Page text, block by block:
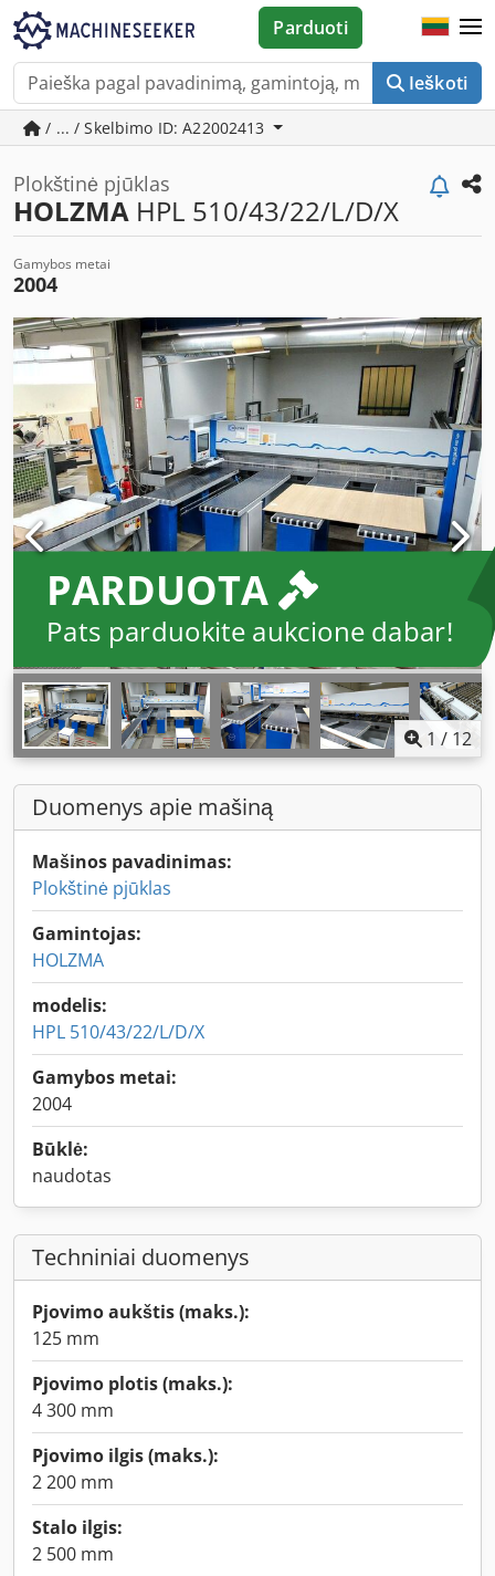
Ieškoti
Parduoti
/ ... / Skelbimo ID: A22002413
Plokštinė pjūklas
HOLZMA HPL 510/43/22/L/D/X
Gamybos metai
2004
PARDUOTA
Pats parduokite aukcione dabar!
1 / 12
Duomenys apie mašiną
Mašinos pavadinimas:
Plokštinė pjūklas
Gamintojas:
HOLZMA
modelis:
HPL 510/43/22/L/D/X
Gamybos metai:
2004
Būklė:
naudotas
Techniniai duomenys
Pjovimo aukštis (maks.):
125 mm
Pjovimo plotis (maks.):
4 300 mm
Pjovimo ilgis (maks.):
2 200 mm
Stalo ilgis:
2 500 mm